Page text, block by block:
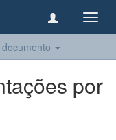
por